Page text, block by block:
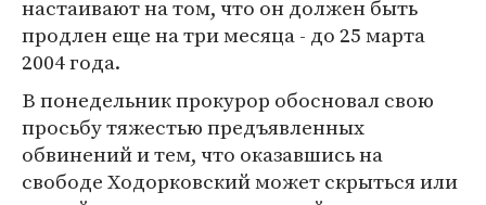
настаивают на том, что он должен быть
продлен еще на три месяца - до 25 марта
2004 года.
В понедельник прокурор обосновал свою
просьбу тяжестью предъявленных
обвинений и тем, что оказавшись на
свободе Ходорковский может скрыться или